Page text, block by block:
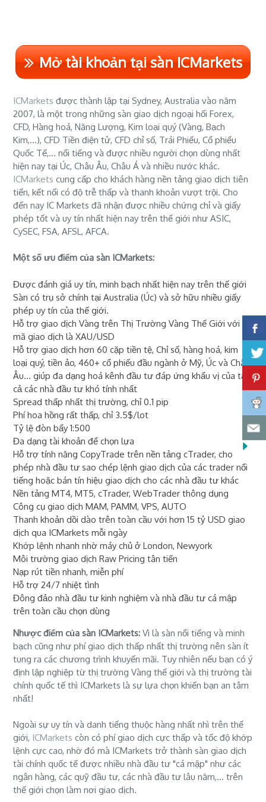
Mở tài khoản tại sàn ICMarkets
ICMarkets được thành lập tại Sydney, Australia vào năm
2007, là một trong những sàn giao dịch ngoại hối Forex,
CFD, Hàng hoá, Năng Lượng, Kim loại quý (Vàng, Bạch
Kim,...), CFD Tiền điện tử, CFD chỉ số, Trái Phiếu, Cổ phiếu
Quốc Tế,... nổi tiếng và được nhiều người chọn dùng nhất
hiện nay tại Úc, Châu Âu, Châu Á và nhiều nước khác.
ICMarkets cung cấp cho khách hàng nền tảng giao dịch tiên
tiến, kết nối có độ trễ thấp và thanh khoản vượt trội. Cho
đến nay IC Markets đã nhận được nhiều chứng chỉ và giấy
phép tốt và uy tín nhất hiện nay trên thế giới như ASIC,
CySEC, FSA, AFSL, AFCA.
Một số ưu điểm của sàn ICMarkets:
Được đánh giá uy tín, minh bạch nhất hiện nay trên thế giới
Sàn có trụ sở chính tại Australia (Úc) và sở hữu nhiều giấy
phép uy tín của thế giới.
Hỗ trợ giao dịch Vàng trên Thị Trường Vàng Thế Giới với
mã giao dịch là XAU/USD
Hỗ trợ giao dịch hơn 60 cặp tiền tệ, Chỉ số, hàng hoá, kim
loại quý, tiền ảo, 460+ cổ phiếu đầu ngành ở Mỹ, Úc và Châu
Âu... giúp đa dạng hoá kênh đầu tư đáp ứng khẩu vị của tất
cả các nhà đầu tư khó tính nhất
Spread thấp nhất thị trường, chỉ 0.1 pip
Phí hoa hồng rất thấp, chỉ 3.5$/lot
Tỷ lệ đòn bẩy 1:500
Đa dạng tài khoản để chọn lựa
Hỗ trợ tính năng CopyTrade trên nền tảng cTrader, cho
phép nhà đầu tư sao chép lệnh giao dịch của các trader nổi
tiếng hoặc bán tín hiệu giao dịch cho các nhà đầu tư khác
Nền tảng MT4, MT5, cTrader, WebTrader thông dụng
Công cụ giao dịch MAM, PAMM, VPS, AUTO
Thanh khoản dồi dào trên toàn cầu với hơn 15 tỷ USD giao
dịch qua ICMarkets mỗi ngày
Khớp lệnh nhanh nhờ máy chủ ở London, Newyork
Môi trường giao dịch Raw Pricing tân tiến
Nạp rút tiền nhanh, miễn phí
Hỗ trợ 24/7 nhiệt tình
Đông đảo nhà đầu tư kinh nghiệm và nhà đầu tư cá mập
trên toàn cầu chọn dùng
Nhược điểm của sàn ICMarkets: Vì là sàn nổi tiếng và minh
bạch cũng như phí giao dịch thấp nhất thị trường nên sàn ít
tung ra các chương trình khuyến mãi. Tuy nhiên nếu bạn có ý
định lập nghiệp từ thị trường Vàng thế giới và thị trường tài
chính quốc tế thì ICMarkets là sự lựa chọn khiến bạn an tâm
nhất!
Ngoài sự uy tín và danh tiếng thuộc hàng nhất nhì trên thế
giới, ICMarkets còn có phí giao dịch cực thấp và tốc độ khớp
lệnh cực cao, nhờ đó mà ICMarkets trở thành sàn giao dịch
tài chính quốc tế được nhiều nhà đầu tư "cá mập" như các
ngân hàng, các quỹ đầu tư, các nhà đầu tư lâu năm,... trên
thế giới chọn làm nơi giao dịch.